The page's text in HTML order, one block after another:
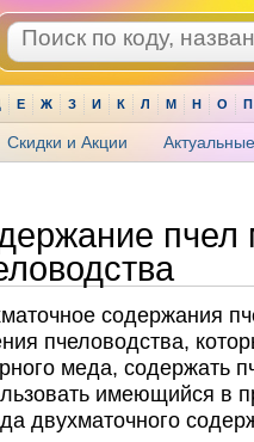
Е Ж З И К Л М Н О П
Скидки и Акции
пчел
содержания
пчеловодства,
меда, содержать
имеющийся в
двухматочного